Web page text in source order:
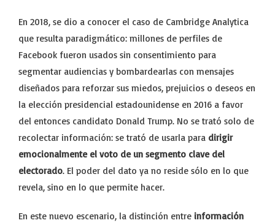
En 2018, se dio a conocer el caso de Cambridge Analytica
que resulta paradigmático: millones de perfiles de
Facebook fueron usados sin consentimiento para
segmentar audiencias y bombardearlas con mensajes
diseñados para reforzar sus miedos, prejuicios o deseos en
la elección presidencial estadounidense en 2016 a favor
del entonces candidato Donald Trump. No se trató solo de
recolectar información: se trató de usarla para dirigir
emocionalmente el voto de un segmento clave del
electorado. El poder del dato ya no reside sólo en lo que
revela, sino en lo que permite hacer.
En este nuevo escenario, la distinción entre información